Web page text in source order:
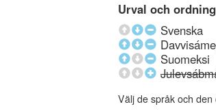
Urval och
Svenska
Suomeksi
Välj de språk och